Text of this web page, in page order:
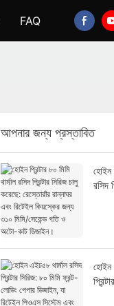
FAQ
আপনার জন্য প্রস্তাবিত
হোইন
রসিদ
হোইন